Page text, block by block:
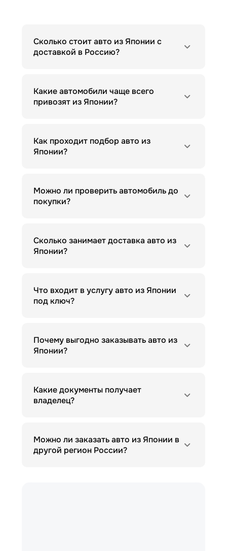
Сколько стоит авто из Японии с
доставкой в Россию?
Какие автомобили чаще всего
привозят из Японии?
Как проходит подбор авто из
Японии?
Можно ли проверить автомобиль до
покупки?
Сколько занимает доставка авто из
Японии?
Что входит в услугу авто из Японии
под ключ?
Почему выгодно заказывать авто из
Японии?
Какие документы получает
владелец?
Можно ли заказать авто из Японии в
другой регион России?